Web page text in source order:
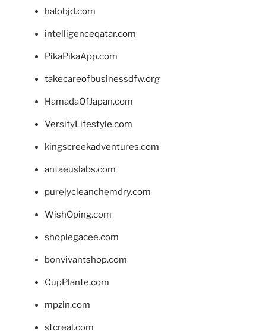
halobjd.com
intelligenceqatar.com
PikaPikaApp.com
takecareofbusinessdfw.org
HamadaOfJapan.com
VersifyLifestyle.com
kingscreekadventures.com
antaeuslabs.com
purelycleanchemdry.com
WishOping.com
shoplegacee.com
bonvivantshop.com
CupPlante.com
mpzin.com
stcreal.com